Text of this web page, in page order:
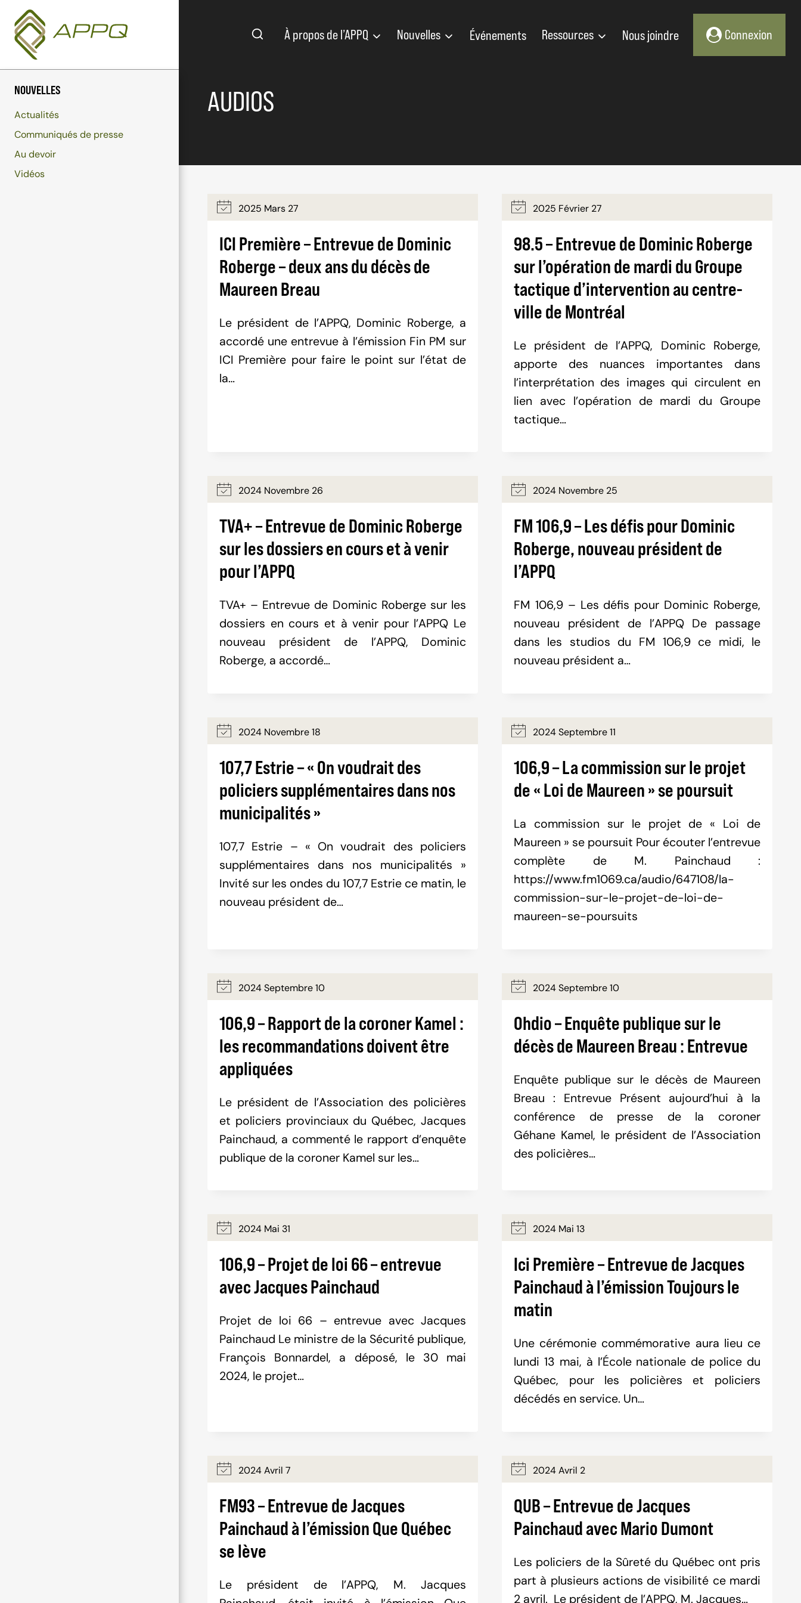
Aller
contenu
À propos de l’APPQ Nouvelles Événements Ressources Nous joindre Connexion
AUDIOS
2025 Mars 27
ICI Première – Entrevue de Dominic
Roberge – deux ans du décès de
Maureen Breau
Le président de l’APPQ, Dominic Roberge, a
accordé une entrevue à l’émission Fin PM sur
ICI Première pour faire le point sur l’état de
la…
2025 Février 27
98.5 – Entrevue de Dominic Roberge
sur l’opération de mardi du Groupe
tactique d’intervention au centre-
ville de Montréal
Le président de l’APPQ, Dominic Roberge,
apporte des nuances importantes dans
l’interprétation des images qui circulent en
lien avec l’opération de mardi du Groupe
tactique…
2024 Novembre 26
TVA+ – Entrevue de Dominic Roberge
sur les dossiers en cours et à venir
pour l’APPQ
TVA+ – Entrevue de Dominic Roberge sur les
dossiers en cours et à venir pour l’APPQ Le
nouveau président de l’APPQ, Dominic
Roberge, a accordé…
2024 Novembre 25
FM 106,9 – Les défis pour Dominic
Roberge, nouveau président de
l’APPQ
FM 106,9 – Les défis pour Dominic Roberge,
nouveau président de l’APPQ De passage
dans les studios du FM 106,9 ce midi, le
nouveau président a…
2024 Novembre 18
107,7 Estrie – « On voudrait des
policiers supplémentaires dans nos
municipalités »
107,7 Estrie – « On voudrait des policiers
supplémentaires dans nos municipalités »
Invité sur les ondes du 107,7 Estrie ce matin, le
nouveau président de…
2024 Septembre 11
106,9 – La commission sur le projet
de « Loi de Maureen » se poursuit
La commission sur le projet de « Loi de
Maureen » se poursuit Pour écouter l’entrevue
complète de M. Painchaud :
https://www.fm1069.ca/audio/647108/la-
commission-sur-le-projet-de-loi-de-
maureen-se-poursuits
2024 Septembre 10
106,9 – Rapport de la coroner Kamel :
les recommandations doivent être
appliquées
Le président de l’Association des policières
et policiers provinciaux du Québec, Jacques
Painchaud, a commenté le rapport d’enquête
publique de la coroner Kamel sur les…
2024 Septembre 10
Ohdio – Enquête publique sur le
décès de Maureen Breau : Entrevue
Enquête publique sur le décès de Maureen
Breau : Entrevue Présent aujourd’hui à la
conférence de presse de la coroner
Géhane Kamel, le président de l’Association
des policières…
2024 Mai 31
106,9 – Projet de loi 66 – entrevue
avec Jacques Painchaud
Projet de loi 66 – entrevue avec Jacques
Painchaud Le ministre de la Sécurité publique,
François Bonnardel, a déposé, le 30 mai
2024, le projet…
2024 Mai 13
Ici Première – Entrevue de Jacques
Painchaud à l’émission Toujours le
matin
Une cérémonie commémorative aura lieu ce
lundi 13 mai, à l’École nationale de police du
Québec, pour les policières et policiers
décédés en service. Un…
2024 Avril 7
FM93 – Entrevue de Jacques
Painchaud à l’émission Que Québec
se lève
Le président de l’APPQ, M. Jacques
2024 Avril 2
QUB – Entrevue de Jacques
Painchaud avec Mario Dumont
Les policiers de la Sûreté du Québec ont pris
part à plusieurs actions de visibilité ce mardi
2 avril. Le président de l’APPQ, M. Jacques…
NOUVELLES
Actualités
Communiqués de presse
Au devoir
Vidéos